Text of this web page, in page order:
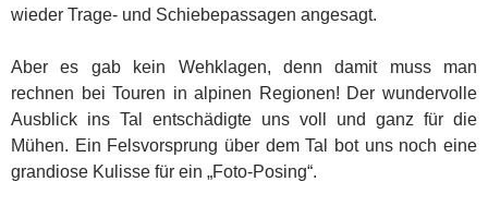
wieder Trage- und Schiebepassagen angesagt.
Aber es gab kein Wehklagen, denn damit muss man
rechnen bei Touren in alpinen Regionen! Der wundervolle
Ausblick ins Tal entschädigte uns voll und ganz für die
Mühen. Ein Felsvorsprung über dem Tal bot uns noch eine
grandiose Kulisse für ein „Foto-Posing“.